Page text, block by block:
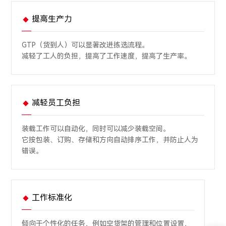
提高生产力
GTP（货到人）可以显著改进拣选流程。
减轻了工人的负担，提高了工作速度，提高了生产率。
减轻员工负担
装载工作可以自动化，同时可以减少装载空间。
它按包装、订购、存储和方向自动排序工作，并防止人为
错误。
工作标准化
倾向于个性化的任务，例如空货架的管理和位置设置，